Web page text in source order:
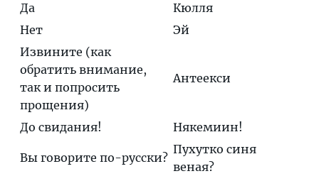
Да
Кюлля
Нет
Эй
Извините (как
обратить внимание,
так и попросить
прощения)
Антеекси
До свидания! Някемиин!
Вы говорите по-русски?
Пухутко синя
веная?